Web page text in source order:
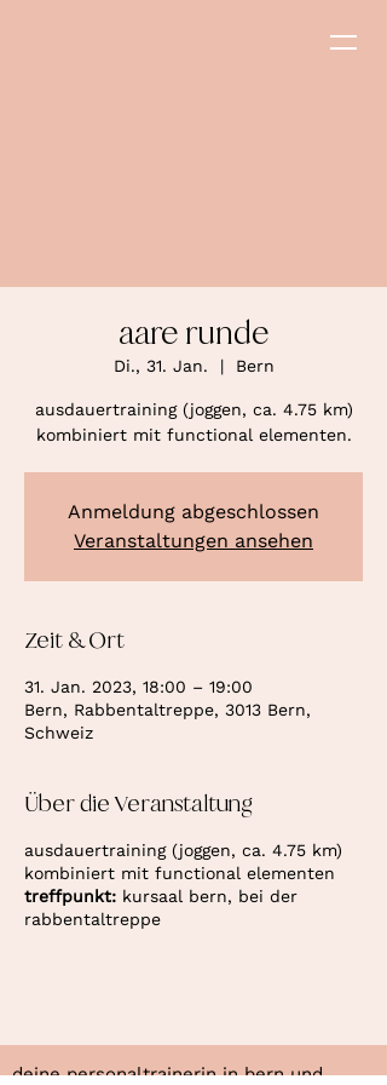
aare runde
Di., 31. Jan.
  |
Bern
ausdauertraining (joggen, ca. 4.75 km)
kombiniert mit functional elementen.
Anmeldung abgeschlossen
Veranstaltungen ansehen
Zeit & Ort
31. Jan. 2023, 18:00 – 19:00
Bern, Rabbentaltreppe, 3013 Bern,
Schweiz
Über die Veranstaltung
ausdauertraining (joggen, ca. 4.75 km)
kombiniert mit functional elementen
treffpunkt: kursaal bern, bei der
rabbentaltreppe
deine personaltrainerin in bern und